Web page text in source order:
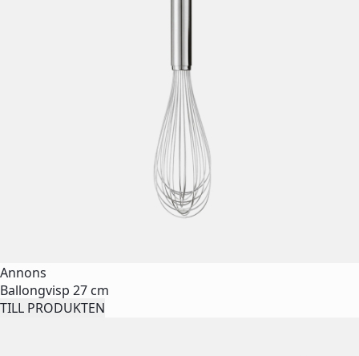
Annons
Ballongvisp 27 cm
TILL PRODUKTEN